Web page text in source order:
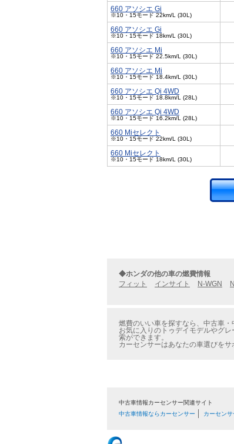
660 アソシエ Gi
※10・15モード 22km/L (30L)
660 アソシエ Gi
※10・15モード 18km/L (30L)
660 アソシエ Mi
※10・15モード 22.5km/L (30L)
660 アソシエ Mi
※10・15モード 18.4km/L (30L)
660 アソシエ Qi 4WD
※10・15モード 18.8km/L (28L)
660 アソシエ Qi 4WD
※10・15モード 16.2km/L (28L)
660 Miセレクト
※10・15モード 22km/L (30L)
660 Miセレクト
※10・15モード 18km/L (30L)
◆ホンダの他の車の燃費情報
フィット
インサイト N-WGN
燃費のいい車を探すなら、中古車
お気に入りのトゥデイモデルやグ
索ができます。
カーセンサーはあなたの車選びをサ
中古車情報カーセンサー関連サイト
中古車情報ならカーセンサー
カーセン